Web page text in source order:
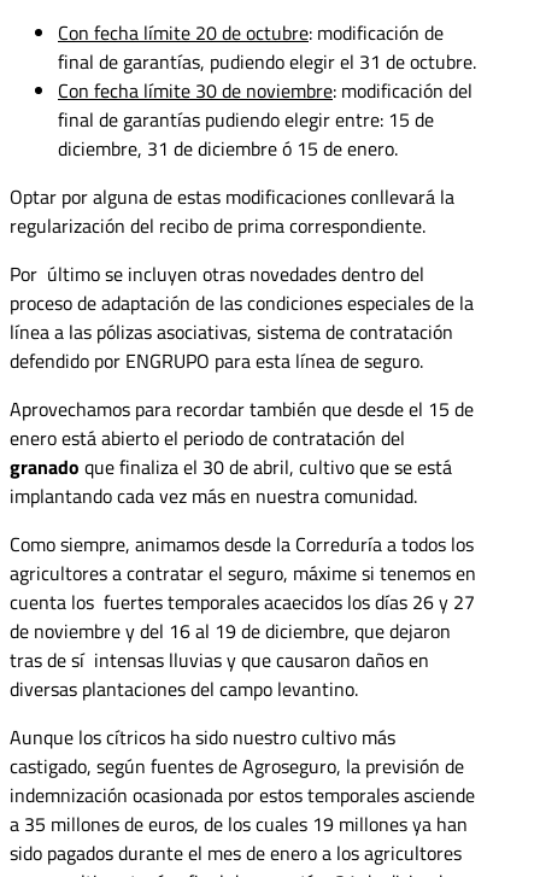
Con fecha límite 20 de octubre: modificación de
final de garantías, pudiendo elegir el 31 de octubre.
Con fecha límite 30 de noviembre: modificación del
final de garantías pudiendo elegir entre: 15 de
diciembre, 31 de diciembre ó 15 de enero.
Optar por alguna de estas modificaciones conllevará la
regularización del recibo de prima correspondiente.
Por último se incluyen otras novedades dentro del
proceso de adaptación de las condiciones especiales de la
línea a las pólizas asociativas, sistema de contratación
defendido por ENGRUPO para esta línea de seguro.
Aprovechamos para recordar también que desde el 15 de
enero está abierto el periodo de contratación del
granado que finaliza el 30 de abril, cultivo que se está
implantando cada vez más en nuestra comunidad.
Como siempre, animamos desde la Correduría a todos los
agricultores a contratar el seguro, máxime si tenemos en
cuenta los fuertes temporales acaecidos los días 26 y 27
de noviembre y del 16 al 19 de diciembre, que dejaron
tras de sí intensas lluvias y que causaron daños en
diversas plantaciones del campo levantino.
Aunque los cítricos ha sido nuestro cultivo más
castigado, según fuentes de Agroseguro, la previsión de
indemnización ocasionada por estos temporales asciende
a 35 millones de euros, de los cuales 19 millones ya han
sido pagados durante el mes de enero a los agricultores